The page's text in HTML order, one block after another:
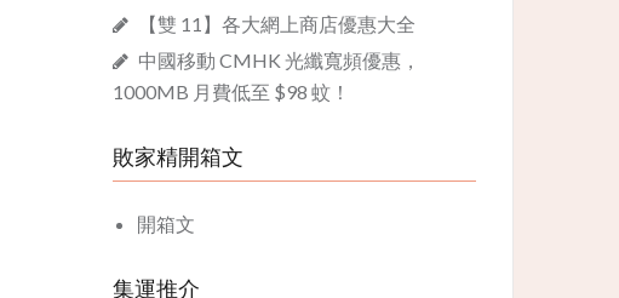
【雙 11】各大網上商店優惠大全
中國移動 CMHK 光纖寬頻優惠，
1000MB 月費低至 $98 蚊！
敗家精開箱文
開箱文
集運推介